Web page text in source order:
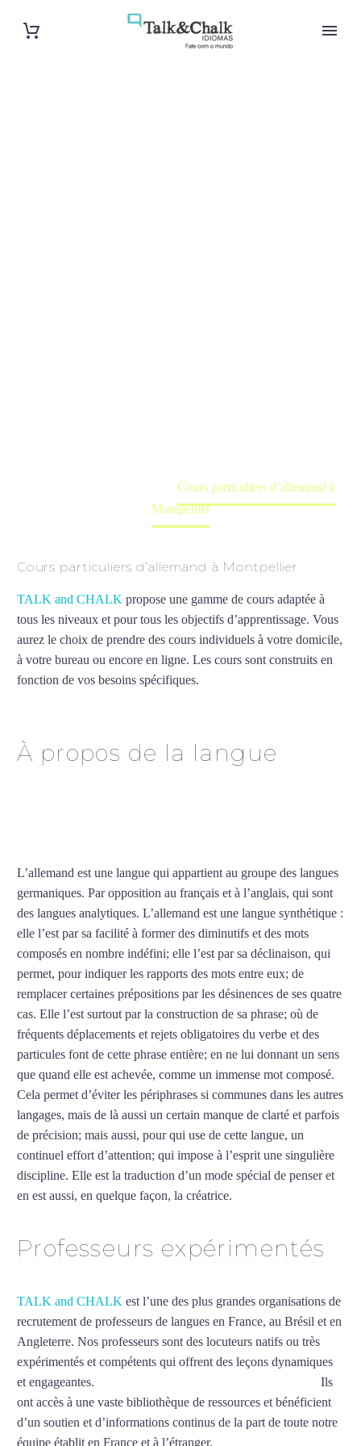
Cours particuliers d’allemand à
Montpellier
Cours particuliers d’allemand à Montpellier
TALK and CHALK propose une gamme de cours adaptée à
tous les niveaux et pour tous les objectifs d’apprentissage. Vous
aurez le choix de prendre des cours individuels à votre domicile,
à votre bureau ou encore en ligne. Les cours sont construits en
fonction de vos besoins spécifiques.
À propos de la langue
L’allemand est une langue qui appartient au groupe des langues
germaniques. Par opposition au français et à l’anglais, qui sont
des langues analytiques. L’allemand est une langue synthétique :
elle l’est par sa facilité à former des diminutifs et des mots
composés en nombre indéfini; elle l’est par sa déclinaison, qui
permet, pour indiquer les rapports des mots entre eux; de
remplacer certaines prépositions par les désinences de ses quatre
cas. Elle l’est surtout par la construction de sa phrase; où de
fréquents déplacements et rejets obligatoires du verbe et des
particules font de cette phrase entière; en ne lui donnant un sens
que quand elle est achevée, comme un immense mot composé.
Cela permet d’éviter les périphrases si communes dans les autres
langages, mais de là aussi un certain manque de clarté et parfois
de précision; mais aussi, pour qui use de cette langue, un
continuel effort d’attention; qui impose à l’esprit une singulière
discipline. Elle est la traduction d’un mode spécial de penser et
en est aussi, en quelque façon, la créatrice.
Professeurs expérimentés
TALK and CHALK est l’une des plus grandes organisations de
recrutement de professeurs de langues en France, au Brésil et en
Angleterre. Nos professeurs sont des locuteurs natifs ou très
expérimentés et compétents qui offrent des leçons dynamiques
et engageantes.
Ils
ont accès à une vaste bibliothèque de ressources et bénéficient
d’un soutien et d’informations continus de la part de toute notre
équipe établit en France et à l’étranger.